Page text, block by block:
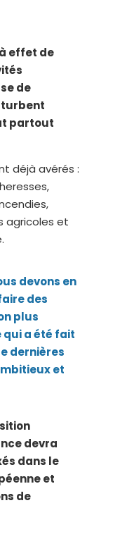
effet de
de
partout
déjà avérés :
agricoles et
devons en
des
plus
a été fait
dernières
et
devra
dans le
et
de